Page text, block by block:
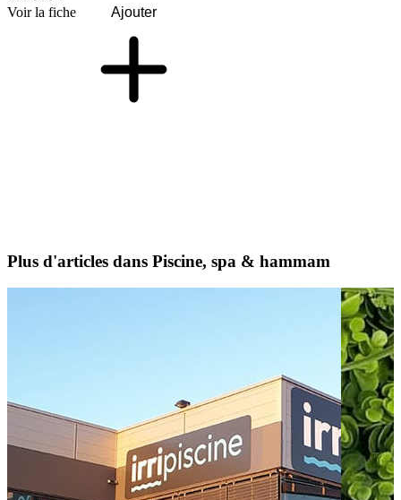
Voir la fiche
Ajouter
Plus d'articles dans Piscine, spa & hammam